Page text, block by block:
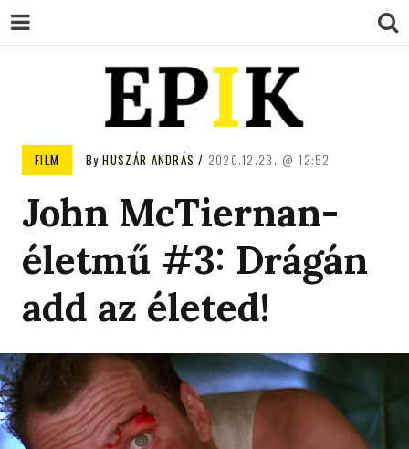
EPIK
FILM ByHUSZÁR ANDRÁS 2020.12.23. 12:52
John McTiernan-
életmű #3: Drágán
add az életed!